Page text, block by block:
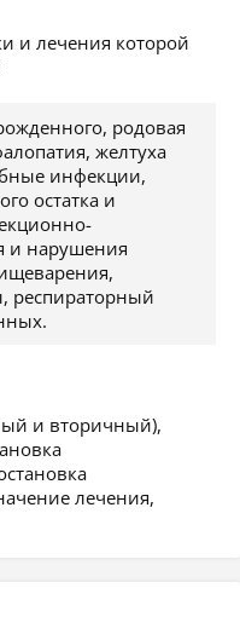
и лечения которой
родовая
желтуха
инфекции,
остатка и
и нарушения
респираторный
и вторичный),
лечения,